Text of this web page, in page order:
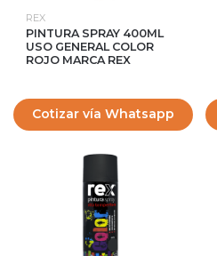
REX
PINTURA SPRAY 400ML
USO GENERAL COLOR
ROJO MARCA REX
Cotizar vía Whatsapp